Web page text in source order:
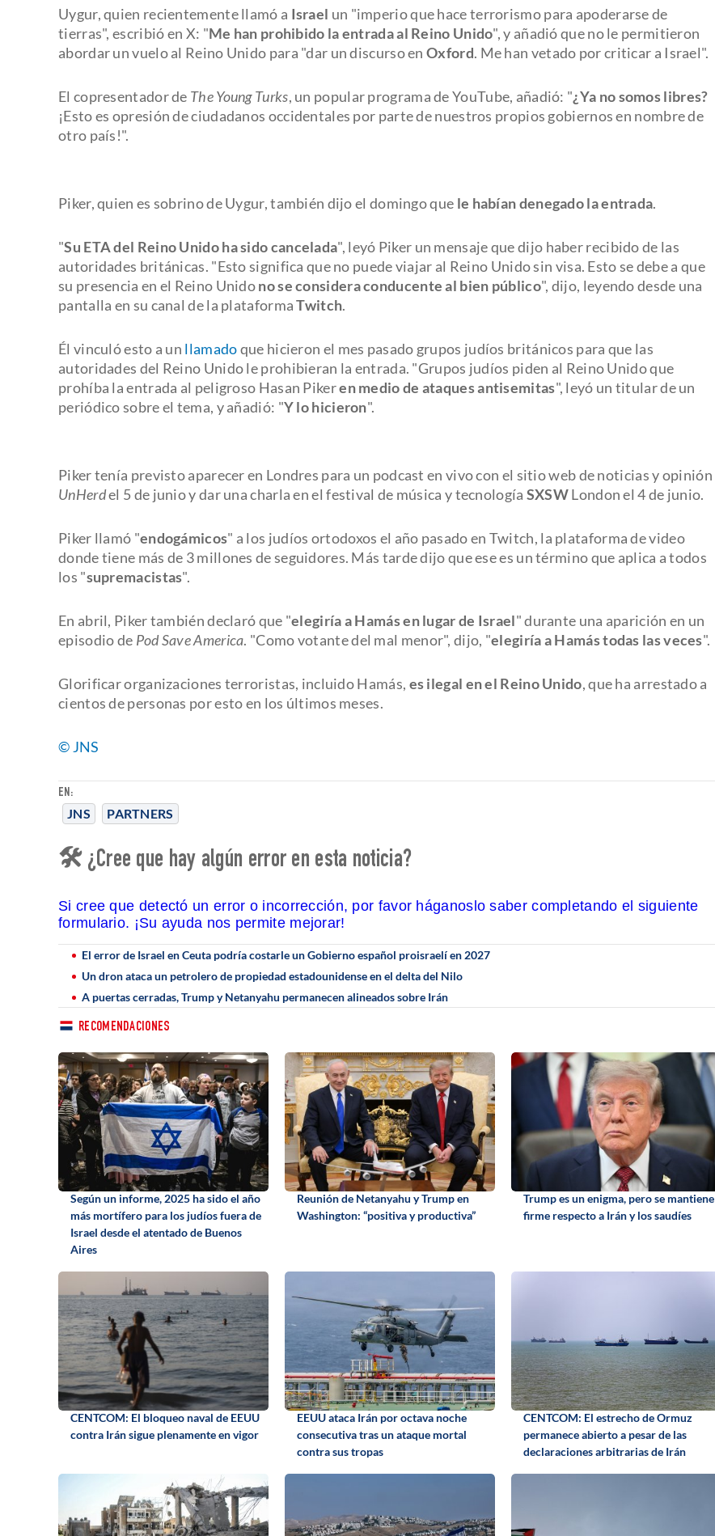
EN:
JNS PARTNERS
Uygur, quien recientemente llamó a Israel un "imperio que hace terrorismo para apoderarse de
tierras", escribió en X: "Me han prohibido la entrada al Reino Unido", y añadió que no le permitieron
abordar un vuelo al Reino Unido para "dar un discurso en Oxford. Me han vetado por criticar a Israel".
El copresentador de The Young Turks, un popular programa de YouTube, añadió: "¿Ya no somos libres?
¡Esto es opresión de ciudadanos occidentales por parte de nuestros propios gobiernos en nombre de
otro país!".
Piker, quien es sobrino de Uygur, también dijo el domingo que le habían denegado la entrada.
"Su ETA del Reino Unido ha sido cancelada", leyó Piker un mensaje que dijo haber recibido de las
autoridades británicas. "Esto significa que no puede viajar al Reino Unido sin visa. Esto se debe a que
su presencia en el Reino Unidono se considera conducente al bien público", dijo, leyendo desde una
pantalla en su canal de la plataformaTwitch.
Él vinculó esto a un llamadoque hicieron el mes pasado grupos judíos británicos para que las
autoridades del Reino Unido le prohibieran la entrada. "Grupos judíos piden al Reino Unido que
prohíba la entrada al peligroso Hasan Pikeren medio de ataques antisemitas", leyó un titular de un
periódico sobre el tema, y añadió: "Y lo hicieron".
Piker tenía previsto aparecer en Londres para un podcast en vivo con el sitio web de noticias y opinión
UnHerdel 5 de junio y dar una charla en el festival de música y tecnología SXSWLondon el 4 de junio.
Piker llamó "endogámicos" a los judíos ortodoxos el año pasado en Twitch, la plataforma de video
donde tiene más de 3 millones de seguidores. Más tarde dijo que ese es un término que aplica a todos
los "supremacistas".
En abril, Piker también declaró que "elegiría a Hamás en lugar de Israel" durante una aparición en un
episodio de Pod Save America. "Como votante del mal menor", dijo, "elegiría a Hamás todas las veces".
Glorificar organizaciones terroristas, incluido Hamás, es ilegal en el Reino Unido, que ha arrestado a
cientos de personas por esto en los últimos meses.
© JNS
🛠 ¿Cree que hay algún error en esta noticia?
Si cree que detectó un error o incorrección, por favor háganoslo saber completando el siguiente
formulario. ¡Su ayuda nos permite mejorar!
El error de Israel en Ceuta podría costarle un Gobierno español proisraelí en 2027
Un dron ataca un petrolero de propiedad estadounidense en el delta del Nilo
A puertas cerradas, Trump y Netanyahu permanecen alineados sobre Irán
RECOMENDACIONES
Según un informe, 2025 ha sido el año
más mortífero para los judíos fuera de
Israel desde el atentado de Buenos
Aires
Reunión de Netanyahu y Trump en
Washington: “positiva y productiva”
Trump es un enigma, pero se mantiene
firme respecto a Irán y los saudíes
CENTCOM: El bloqueo naval de EEUU
contra Irán sigue plenamente en vigor
EEUU ataca Irán por octava noche
consecutiva tras un ataque mortal
contra sus tropas
CENTCOM: El estrecho de Ormuz
permanece abierto a pesar de las
declaraciones arbitrarias de Irán